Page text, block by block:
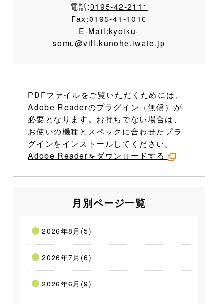
電話:0195-42-2111
Fax:0195-41-1010
E-Mail:kyoiku-
somu@vill.kunohe.iwate.jp
PDFファイルをご覧いただくためには、
Adobe Readerのプラグイン（無償）が
必要となります。お持ちでない場合は、
お使いの機種とスペックに合わせたプラ
グインをインストールしてください。
Adobe Readerをダウンロードする
月別ページ一覧
2026年8月(5)
2026年7月(6)
2026年6月(9)